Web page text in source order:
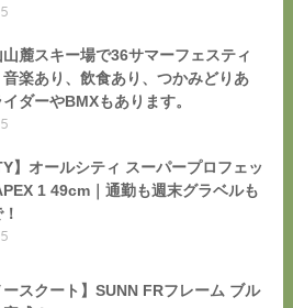
麓スキー場で36サマーフェスティ
楽あり、飲食あり、つかみどりあ
ダーやBMXもあります。
】オールシティ スーパープロフェッ
1 49cm｜通勤も週末グラベルも
ースクート】SUNN FRフレーム ブル